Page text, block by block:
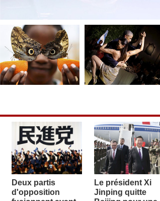
Deux partis
d'opposition
Le président Xi
Jinping quitte